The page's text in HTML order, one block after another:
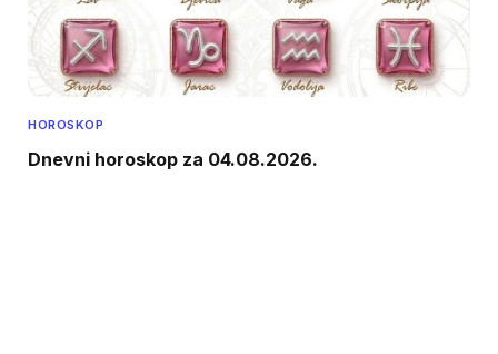
HOROSKOP
Dnevni horoskop za 04.08.2026.